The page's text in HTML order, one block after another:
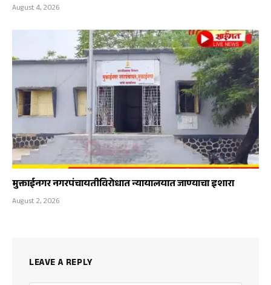
August 4, 2026
मुक्ताईनगर नगरपंचायतीविरोधात न्यायालयात जाण्याचा इशारा
August 2, 2026
LEAVE A REPLY